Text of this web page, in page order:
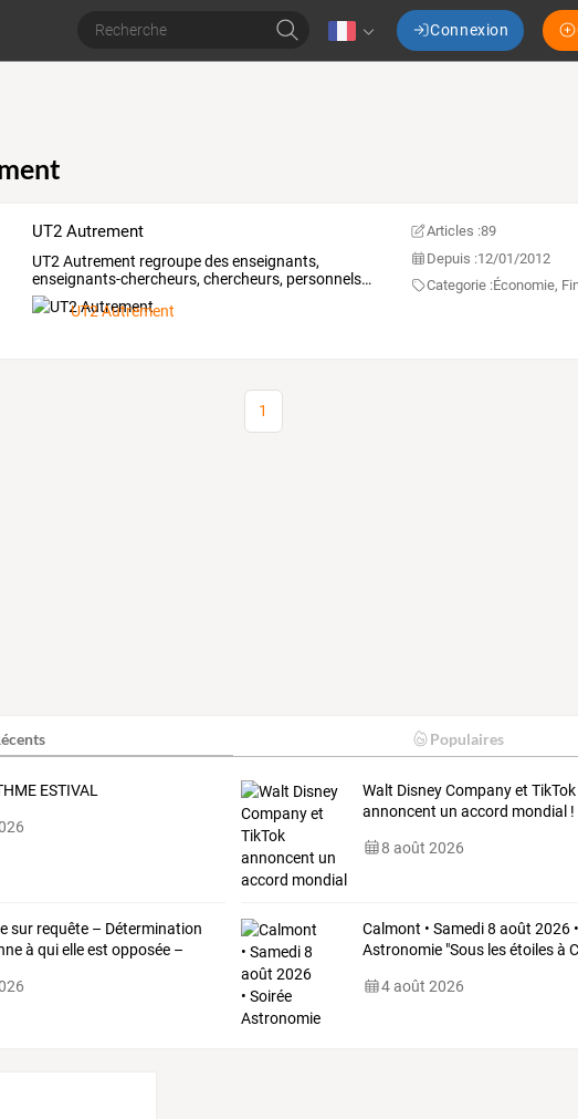
Connexion
UT2 Autrement
UT2 Autrement regroupedesenseignants,
enseignants-chercheurs, chercheurs, personnels…
UT2 Autrement
Articles :89
Depuis :12/01/2012
Categorie :Économie,
1
Populaires
ESTIVAL
Walt Disney Company et TikTok
annoncent un accord mondial !
8 août 2026
sur requête – Détermination
à qui elle est opposée –
Calmont • Samedi 8 août 2026
Astronomie "Sous les étoiles à
4 août 2026